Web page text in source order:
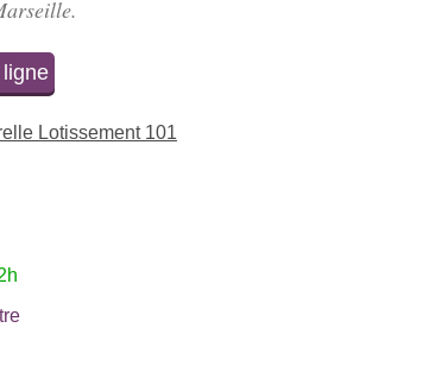
Lotissement 101